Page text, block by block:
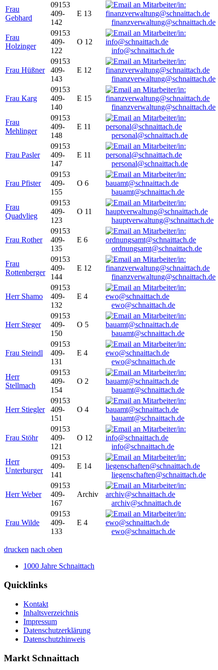
Frau
Gebhard
09153
409-
142
E 13
finanzverwaltung@schnaittach.de
Frau
Holzinger
09153
409-
122
O 12
info@schnaittach.de
Frau Hüßner
09153
409-
143
E 12
finanzverwaltung@schnaittach.de
Frau Karg
09153
409-
140
E 15
finanzverwaltung@schnaittach.de
Frau
Mehlinger
09153
409-
148
E 11
personal@schnaittach.de
Frau Pasler
09153
409-
147
E 11
personal@schnaittach.de
Frau Pfister
09153
409-
155
O 6
bauamt@schnaittach.de
Frau
Quadvlieg
09153
409-
123
O 11
hauptverwaltung@schnaittach.de
Frau Rother
09153
409-
135
E 6
ordnungsamt@schnaittach.de
Frau
Rottenberger
09153
409-
144
E 12
finanzverwaltung@schnaittach.de
Herr Shamo
09153
409-
132
E 4
ewo@schnaittach.de
Herr Steger
09153
409-
150
O 5
bauamt@schnaittach.de
Frau Steindl
09153
409-
131
E 4
ewo@schnaittach.de
Herr
Stellmach
09153
409-
154
O 2
bauamt@schnaittach.de
Herr Stiegler
09153
409-
151
O 4
bauamt@schnaittach.de
Frau Stöhr
09153
409-
121
O 12
info@schnaittach.de
Herr
Unterburger
09153
409-
141
E 14
liegenschaften@schnaittach.de
Herr Weber
09153
409-
167
Archiv
archiv@schnaittach.de
Frau Wilde
09153
409-
133
E 4
ewo@schnaittach.de
drucken nach oben
1000 Jahre Schnaittach
Quicklinks
Kontakt
Inhaltsverzeichnis
Impressum
Datenschutzerklärung
Datenschutzhinweis
Markt Schnaittach